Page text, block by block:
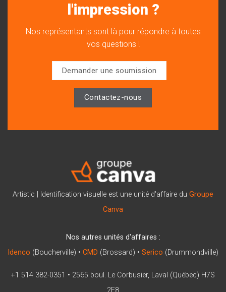
l'impression ?
Nos représentants sont là pour répondre à toutes
vos questions !
Demander une soumission
Contactez-nous
Artistic | Identification visuelle est une unité d'affaire du Groupe
Canva
Nos autres unités d'affaires :
Idenco (Boucherville) • CMD (Brossard) • Serico (Drummondville)
+1 514 382-0351 • 2565 boul. Le Corbusier, Laval (Québec) H7S
2E8